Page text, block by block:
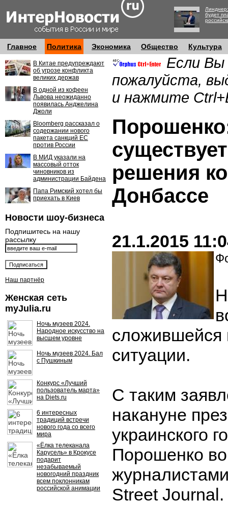
будет
Главное Политика Экономика Общество Культура
В Китае предупреждают
об угрозе конфликта
великих держав
В одной из кофеен
Львова неожиданно
появилась Анджелина
Джоли
Bloomberg рассказал о
содержании нового
пакета санкций ЕС
против России
В МИД указали на
массовый отток
чиновников из
администрации Байдена
Папа Римский хотел бы
приехать в Киев
Новости шоу-бизнеса
Подпишитесь на нашу
рассылку
Наш партнёр
Женская сеть
myJulia.ru
Ночь музеев 2024.
Народное искусство на
высшем уровне
Ночь музеев 2024. Бал
с Пушкиным
Конкурс «Лучший
пользователь марта»
на Diets.ru
6 интересных
традиций встречи
нового года со всего
мира
«Ёлка телеканала
Карусель» в Крокусе
подарит
незабываемый
новогодний праздник
всем поклонникам
российской анимации
Если Вы
пожалуйста,
и нажмите
решения
Донбассе
21.1.2015
сложившейся
ситуации.
С таким
накануне
украинского
Порошенко
Street Journal.